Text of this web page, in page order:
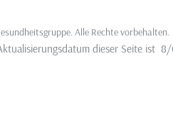
Alle Rechte vorbehalten.
dieser Seite ist 8/